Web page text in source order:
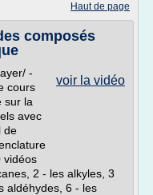
Haut de page
composés
voir la vidéo
-
cours
sur la
avec
de
vidéos
2 - les alkyles, 3
aldéhydes, 6 - les